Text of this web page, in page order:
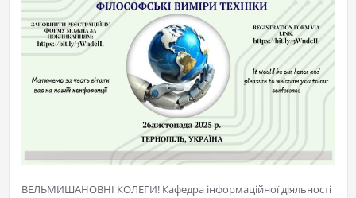
ВЕЛЬМИШАНОВНІ КОЛЕГИ! Кафедра інформаційної діяльності